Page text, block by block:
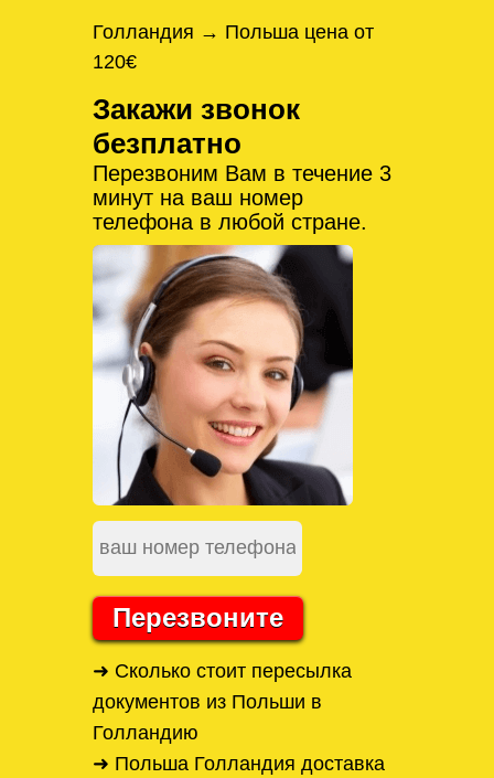
Голландия → Польша цена от
120€
Закажи звонок
безплатно
Перезвоним Вам в течение 3
минут на ваш номер
телефона в любой стране.
Перезвоните
➜ Сколько стоит пересылка
документов из Польши в
Голландию
➜ Польша Голландия доставка